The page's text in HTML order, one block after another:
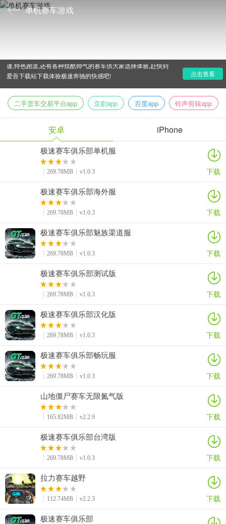
单机赛车游戏
速,特色跑道,还有各种炫酷帅气的赛车供大家选择体验,赶快到
爱吾下载站下载体验极速奔驰的快感吧!
点击查看
二手货车交易平台app 京剧app 百度app 铃声剪辑app
安卓 iPhone
极速赛车俱乐部单机服
269.78MB v1.0.3 下载
极速赛车俱乐部海外服
269.78MB v1.0.3 下载
极速赛车俱乐部魅族渠道服
269.78MB v1.0.3 下载
极速赛车俱乐部测试版
269.78MB v1.0.3 下载
极速赛车俱乐部汉化版
269.78MB v1.0.3 下载
极速赛车俱乐部畅玩服
269.78MB v1.0.3 下载
山地僵尸赛车无限氮气版
165.82MB v2.2.9 下载
极速赛车俱乐部台湾版
269.78MB v1.0.3 下载
拉力赛车越野
112.74MB v2.2.3 下载
极速赛车俱乐部